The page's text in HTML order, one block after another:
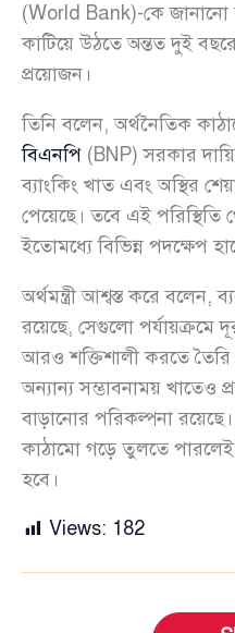
(World Bank)-কে জানানো
কাটিয়ে উঠতে অন্তত দুই
প্রয়োজন।
তিনি বলেন, অর্থনৈতিক
বিএনপি (BNP) সরকার
ব্যাংকিং খাত এবং অস্থির
পেয়েছে। তবে এই
ইতোমধ্যে বিভিন্ন পদক্ষেপ
অর্থমন্ত্রী আশ্বস্ত করে বলেন,
রয়েছে, সেগুলো পর্যায়ক্রমে
আরও শক্তিশালী করতে তৈরি
অন্যান্য সম্ভাবনাময় খাতেও
বাড়ানোর পরিকল্পনা
কাঠামো গড়ে তুলতে
হবে।
Views: 182